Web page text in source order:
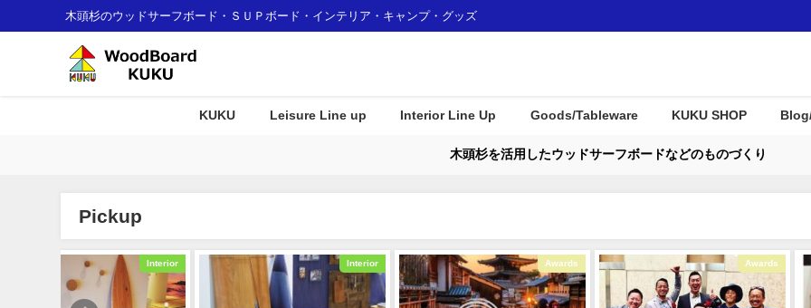
木頭杉のウッドサーフボード・ＳＵＰボード・インテリア・キャンプ・グッズ
KUKU Leisure Line up Interior Line Up Goods/Tableware KUKU SHOP
木頭杉を活用したウッドサーフボードなどのものづくり
Pickup
Awards Awards